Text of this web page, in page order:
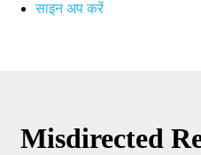
साइन अप करें